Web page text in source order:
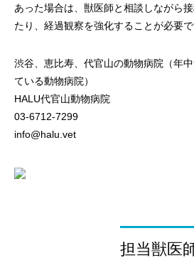
あった場合は、獣医師と相談しながら
たり、経過観察を強化することが必要で
渋谷、恵比寿、代官山の動物病院（年
ている動物病院）
HALU代官山動物病院
03-6712-7299
info@halu.vet
担当獣医